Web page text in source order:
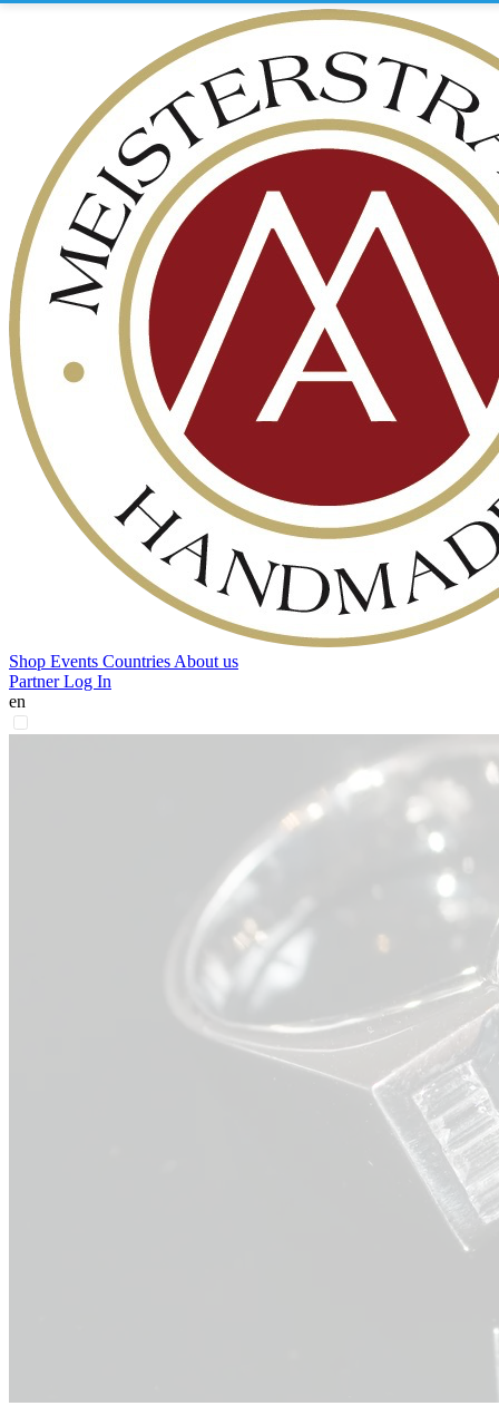
Shop Events Countries About us
Partner Log In
en